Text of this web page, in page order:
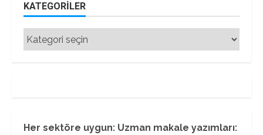
KATEGORILER
Kategoriler
Her sektöre uygun: Uzman makale yazımları: